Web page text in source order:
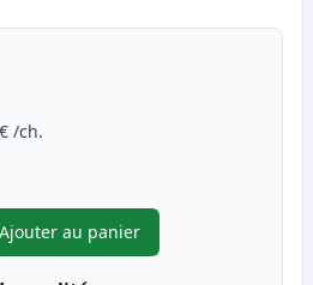
/ch.
ajuster
Ajouter au panier
,Canon CL-546XL cartouche